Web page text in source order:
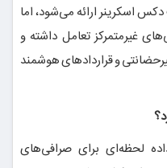
اسکرینر ارائه می‌شود، اما
غیرمتمرکز تعامل داشته و
و قراردادهای هوشمند
لحظه‌ای برای صرافی‌های